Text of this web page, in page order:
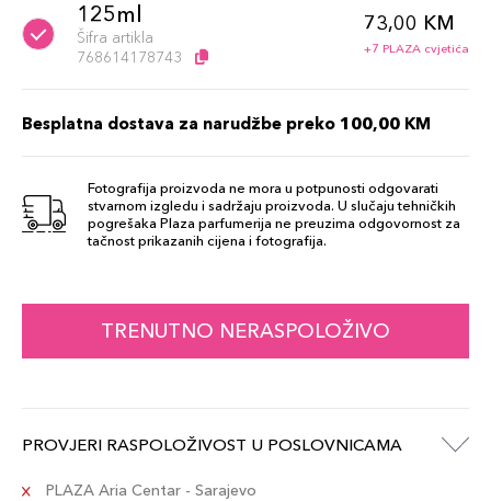
125ml
Šifra artikla
768614178743
73,00 KM
+7 PLAZA cvjetića
Besplatna dostava za narudžbe preko 100,00 KM
Fotografija proizvoda ne mora u potpunosti odgovarati
stvarnom izgledu i sadržaju proizvoda. U slučaju tehničkih
pogrešaka Plaza parfumerija ne preuzima odgovornost za
tačnost prikazanih cijena i fotografija.
TRENUTNO NERASPOLOŽIVO
PROVJERI RASPOLOŽIVOST U POSLOVNICAMA
PLAZA Aria Centar - Sarajevo